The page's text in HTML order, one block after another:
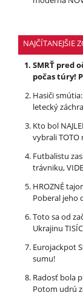
NAJČÍTANEJŠIE
SMRŤ pred
počas túry!
Hasiči
letecký
Kto bol
vybrali TOTO
Futbalistu
trávniku,
HROZNÉ
Poberal jeho
Toto sa od
Ukrajinu
Eurojackpot
sumu!
Radosť bola
Potom udrú